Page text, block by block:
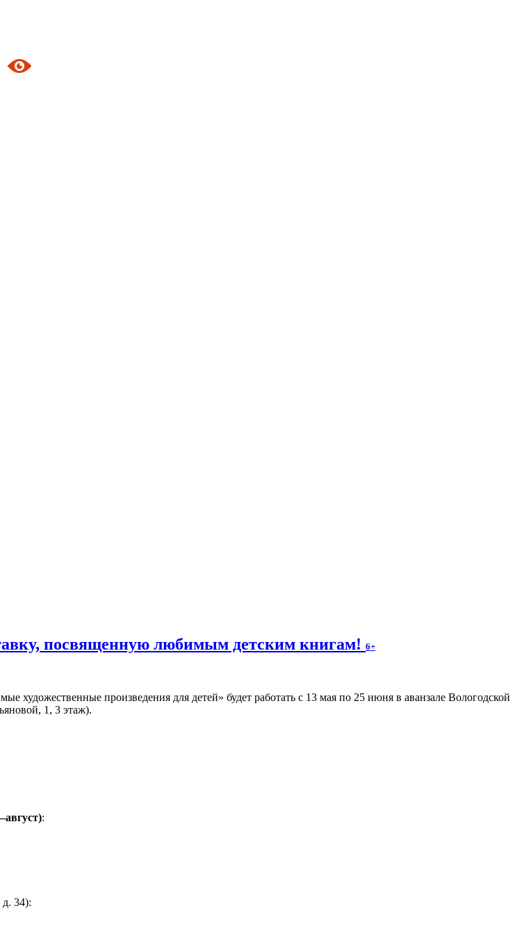
посвященную любимым детским книгам! 6+
художественные произведения для детей» будет работать с 13 мая по 25 июня в аванзале Вологодской
1, 3 этаж).
:
34):